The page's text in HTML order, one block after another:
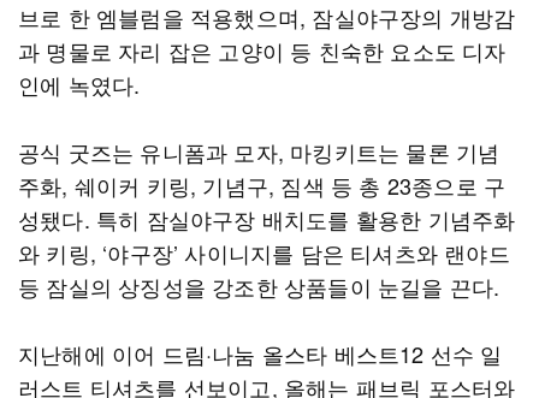
브로 한 엠블럼을 적용했으며, 잠실야구장의 개방감
과 명물로 자리 잡은 고양이 등 친숙한 요소도 디자
인에 녹였다.
공식 굿즈는 유니폼과 모자, 마킹키트는 물론 기념
주화, 쉐이커 키링, 기념구, 짐색 등 총 23종으로 구
성됐다. 특히 잠실야구장 배치도를 활용한 기념주화
와 키링, ‘야구장’ 사이니지를 담은 티셔츠와 랜야드
등 잠실의 상징성을 강조한 상품들이 눈길을 끈다.
지난해에 이어 드림·나눔 올스타 베스트12 선수 일
러스트 티셔츠를 선보이고, 올해는 패브릭 포스터와